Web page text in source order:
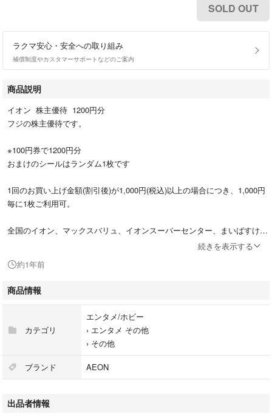
SOLD OUT
ラクマ安心・安全への取り組み
補償制度やカスタマーサポートなどのご案内
商品説明
イオン 株主優待 1200円分
フジの株主優待です。
※100円券で1200円分
おまけのシールはランダム1枚です
1回のお買い上げ金額(割引後)が1,000円(税込)以上の場合につき、1,000円
毎に1枚ご利用可。
全国のイオン、マックスバリュ、イオンスーパーセンター、まいばすけっ
と、ザ･ビッグ、KOHYO、ピーコックストア、マルナカ、フジの直営店舗
有効期限：2026年6月30日
ミシン目で折って、水濡れ対策をして、ミニレターまたは定形郵便で発送
いたします。
ご了承いただける方のみご購入お願いします。
#マクドナルド引き換え券 #マクドナルド引換券 #マクドナルド無料券 #マ
マクドナルド株主優待券#クーポン #優待券 #割引券 #かつ丼 #うどん
続きを表示する
約1年前
商品情報
カテゴリ
エンタメ/ホビー
› エンタメ その他
› その他
ブランド AEON
出品者情報